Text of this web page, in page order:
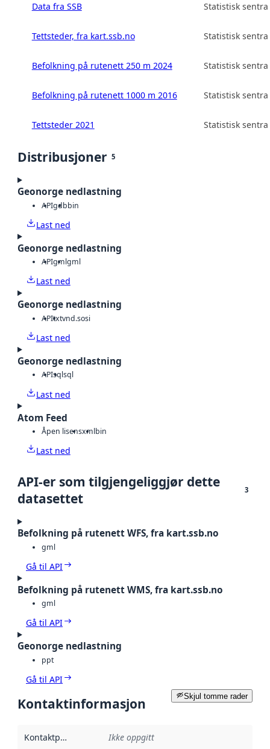
Data fra SSB Statistisk
Tettsteder, fra kart.ssb.no Statistisk
Befolkning på rutenett 250 m 2024 Statistisk
Befolkning på rutenett 1000 m 2016 Statistisk
Tettsteder 2021 Statistisk
Distribusjoner 5
Geonorge nedlastning
APIgdbbin
Last ned
Geonorge nedlastning
APIgmlgml
Last ned
Geonorge nedlastning
APItxtvnd.sosi
Last ned
Geonorge nedlastning
APIsqlsql
Last ned
Atom Feed
Åpen lisensxmlbin
Last ned
API-er som tilgjengeliggjør dette
datasettet
3
Befolkning på rutenett WFS, fra kart.ssb.no
gml
Gå til API
Befolkning på rutenett WMS, fra kart.ssb.no
gml
Gå til API
Geonorge nedlastning
ppt
Gå til API
Skjul tomme rader
Kontaktinformasjon
Kontaktpunkt Ikke oppgitt